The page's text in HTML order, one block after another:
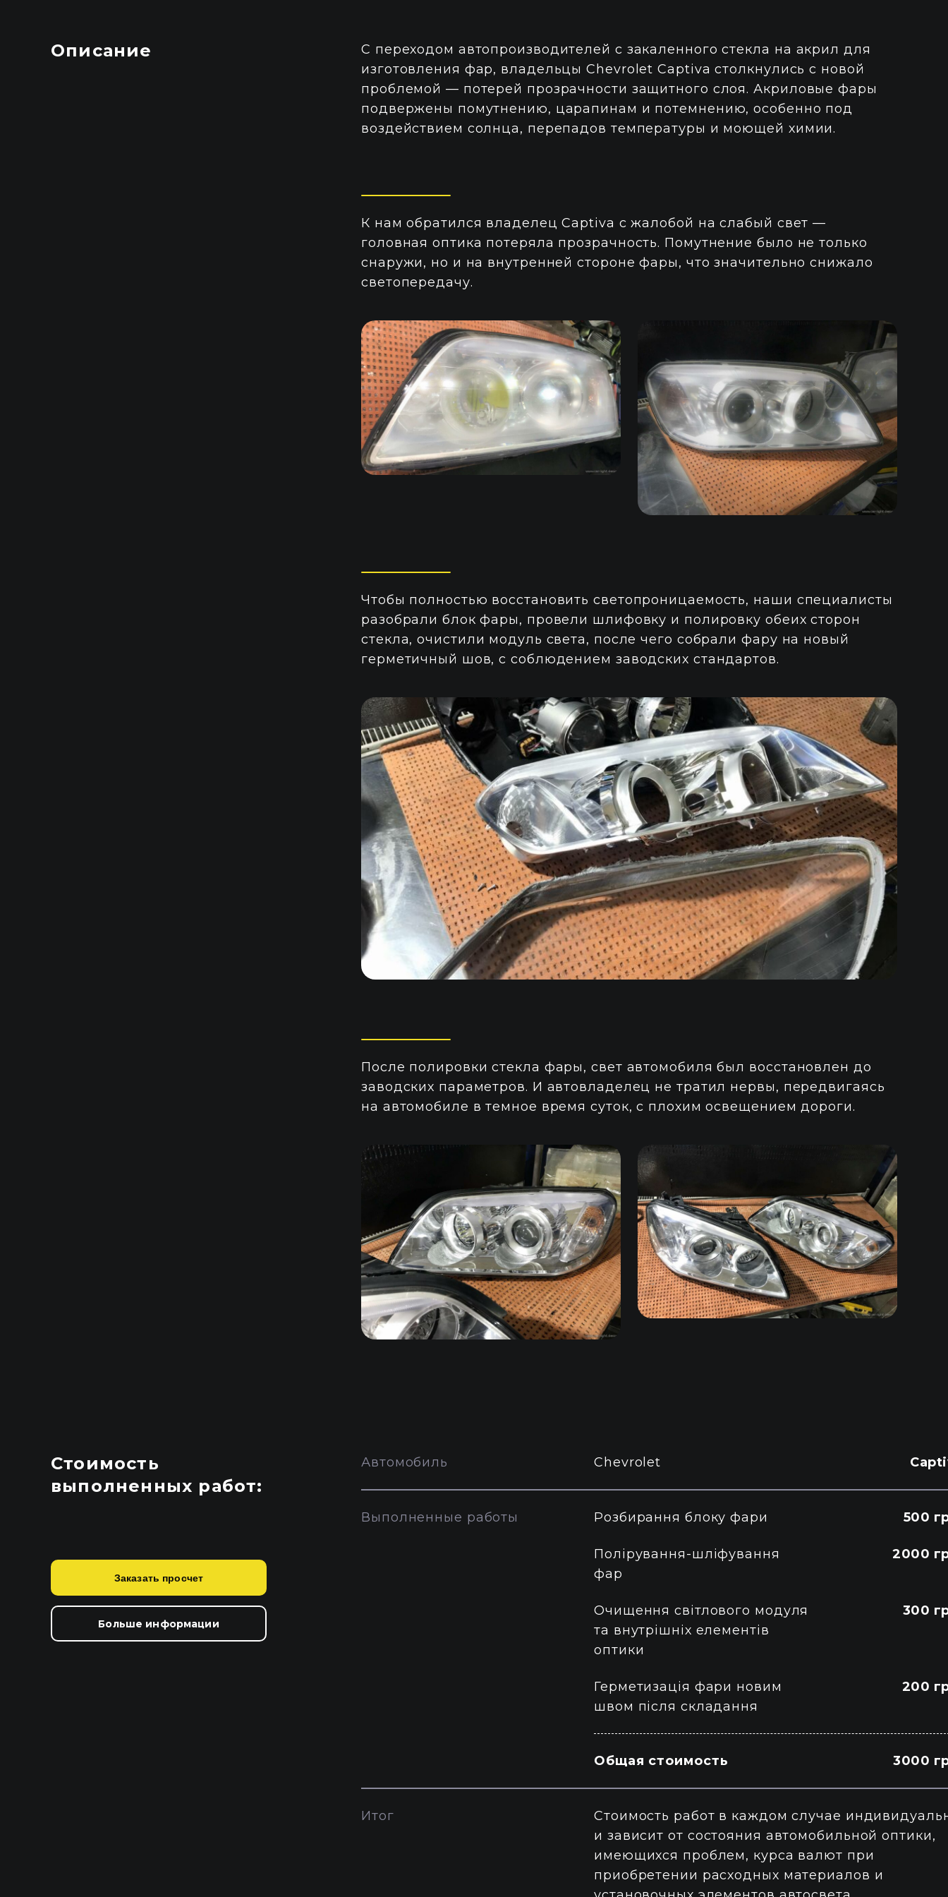
Описание
С переходом автопроизводителей с закаленного стекла на акрил для
изготовления фар, владельцы Chevrolet Captiva столкнулись с новой
проблемой — потерей прозрачности защитного слоя. Акриловые фары
подвержены помутнению, царапинам и потемнению, особенно под
воздействием солнца, перепадов температуры и моющей химии.
К нам обратился владелец Captiva с жалобой на слабый свет —
головная оптика потеряла прозрачность. Помутнение было не только
снаружи, но и на внутренней стороне фары, что значительно снижало
светопередачу.
Чтобы полностью восстановить светопроницаемость, наши специалисты
разобрали блок фары, провели шлифовку и полировку обеих сторон
стекла, очистили модуль света, после чего собрали фару на новый
герметичный шов, с соблюдением заводских стандартов.
После полировки стекла фары, свет автомобиля был восстановлен до
заводских параметров. И автовладелец не тратил нервы, передвигаясь
на автомобиле в темное время суток, с плохим освещением дороги.
Стоимость
выполненных работ:
Заказать просчет
Больше информации
Автомобиль Chevrolet
Выполненные работы Розбирання блоку фари 500
Полірування-шліфування
фар
2000
Очищення світлового модуля
та внутрішніх елементів
оптики
300
Герметизація фари новим
швом після складання
200
Общая стоимость 3000
Итог
Стоимость работ в каждом случае
и зависит от состояния автомобильной оптики,
имеющихся проблем, курса валют при
приобретении расходных материалов и